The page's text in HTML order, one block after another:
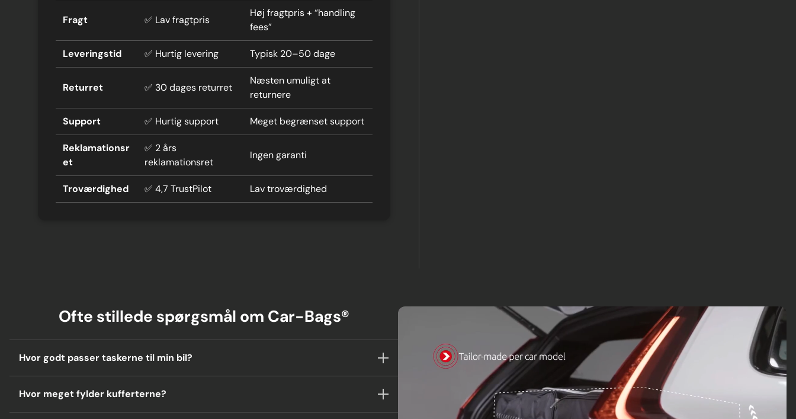
Fragt ✅ Lav fragtpris
Høj fragtpris + “handling
fees”
Leveringstid ✅ Hurtig levering Typisk 20–50 dage
Returret ✅ 30 dages returret
Næsten umuligt at
returnere
Support ✅ Hurtig support Meget begrænset support
Reklamationsr
et
✅ 2 års
reklamationsret
Ingen garanti
Troværdighed ✅ 4,7 TrustPilot Lav troværdighed
Ofte stillede spørgsmål om Car-Bags®
Hvor godt passer taskerne til min bil?
Hvor meget fylder kufferterne?